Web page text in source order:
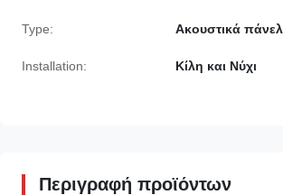
Type: Ακουστικά πάνελ
Installation: Κίλη και Νύχι
Περιγραφή προϊόντων